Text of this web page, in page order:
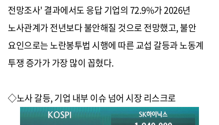
전망조사' 결과에서도 응답 기업의 72.9%가 2026년
노사관계가 전년보다 불안해질 것으로 전망했고, 불안
요인으로는 노란봉투법 시행에 따른 교섭 갈등과 노동계
투쟁 증가가 가장 많이 꼽혔다.
◇노사 갈등, 기업 내부 이슈 넘어 시장 리스크로